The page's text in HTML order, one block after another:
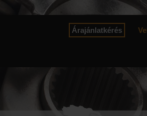
Árajánlatkérés